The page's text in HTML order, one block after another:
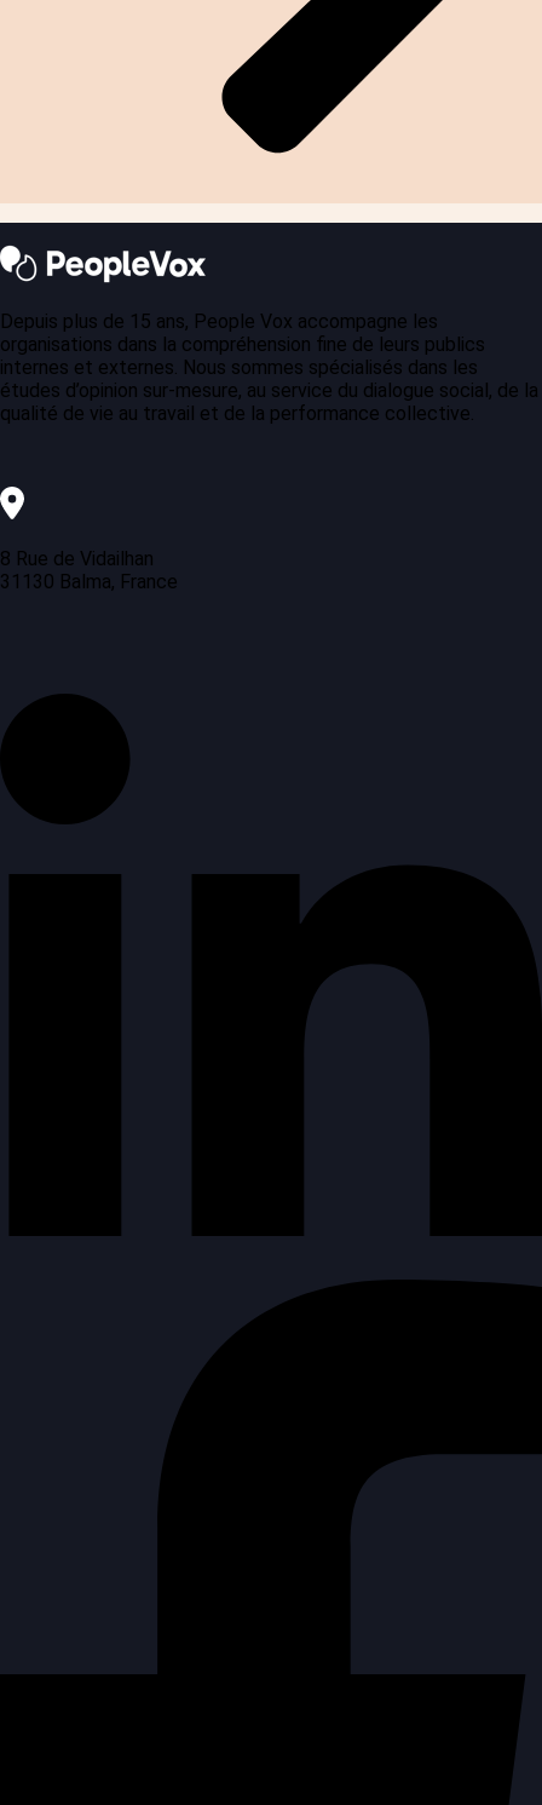
Depuis plus de 15 ans, People Vox accompagne les
organisations dans la compréhension fine de leurs publics
internes et externes. Nous sommes spécialisés dans les
études d’opinion sur-mesure, au service du dialogue social, de la
qualité de vie au travail et de la performance collective.
8 Rue de Vidailhan
31130 Balma, France